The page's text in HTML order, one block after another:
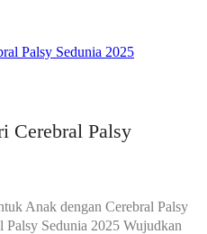
Cerebral Palsy
Anak dengan Cerebral Palsy
Sedunia 2025 Wujudkan